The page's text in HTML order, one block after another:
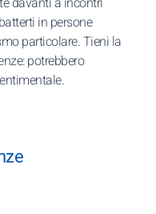
in persone
particolare. Tieni la
potrebbero